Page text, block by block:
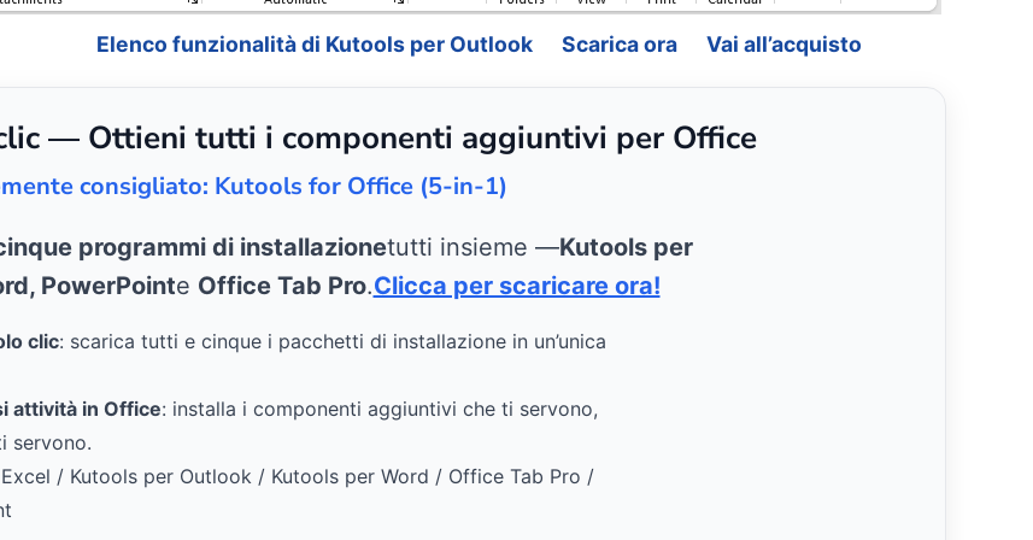
Elenco funzionalità di Kutools per Outlook Scarica ora Vai all’acquisto
— Ottieni tutti i componenti aggiuntivi per Office
consigliato: Kutools for Office (5-in-1)
programmi di installazionetutti insieme —Kutools per
PowerPointe Office Tab Pro.Clicca per scaricare ora!
clic: scarica tutti e cinque i pacchetti di installazione in un’unica
attività in Office: installa i componenti aggiuntivi che ti servono,
servono.
/ Kutools per Outlook / Kutools per Word / Office Tab Pro /